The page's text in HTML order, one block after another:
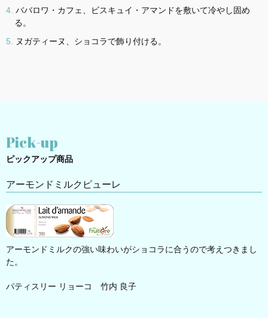
ババロワ・カフェ、ビスキュイ・アマンドを敷いて冷やし固め
る。
ヌガティーヌ、ショコラで飾り付ける。
Pick-up
ピックアップ商品
アーモンドミルクピューレ
アーモンドミルクの強い味わいがショコラに合うので考えつきまし
た。
パティスリー リョーコ 竹内 良子